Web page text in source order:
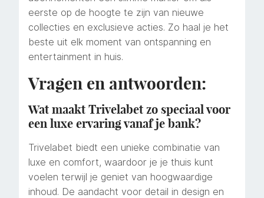
eerste op de hoogte te zijn van nieuwe
collecties en exclusieve acties. Zo haal je het
beste uit elk moment van ontspanning en
entertainment in huis.
Vragen en antwoorden:
Wat maakt Trivelabet zo speciaal voor
een luxe ervaring vanaf je bank?
Trivelabet biedt een unieke combinatie van
luxe en comfort, waardoor je je thuis kunt
voelen terwijl je geniet van hoogwaardige
inhoud. De aandacht voor detail in design en